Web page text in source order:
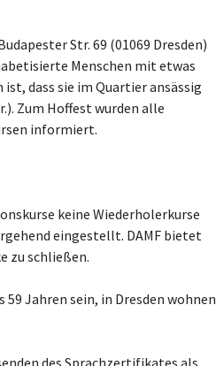
Str. 69 (01069 Dresden)
Menschen mit etwas
dass sie im Quartier ansässig
Zum Hoffest wurden alle
informiert.
keine Wiederholerkurse
eingestellt. DAMF bietet
zu schließen.
Jahren sein, in Dresden wohnen
des Sprachzertifikates als